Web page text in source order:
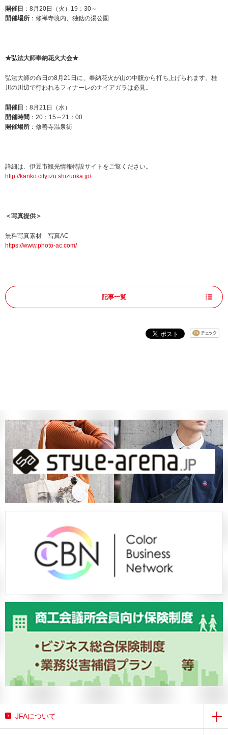
開催日 ：8月20日（火）19：30～
開催場所 ：修禅寺境内、独鈷の湯公園
★弘法大師奉納花火大会★
弘法大師の命日の8月21日に、奉納花火が山の中腹から打ち上げられます。桂
川の川辺で行われるフィナーレのナイアガラは必見。
開催日 ：8月21日（水）
開催時間 ：20：15～21：00
開催場所 ：修善寺温泉街
詳細は、伊豆市観光情報特設サイトをご覧ください。
http://kanko.city.izu.shizuoka.jp/
＜写真提供＞
無料写真素材 写真AC
https://www.photo-ac.com/
記事一覧
JFAについて